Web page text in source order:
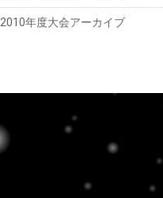
2010年度大会アーカイブ